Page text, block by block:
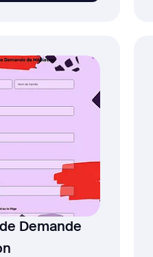
besoins. Si vous
votre formulaire
sur le
le modèle" ci-
Demande